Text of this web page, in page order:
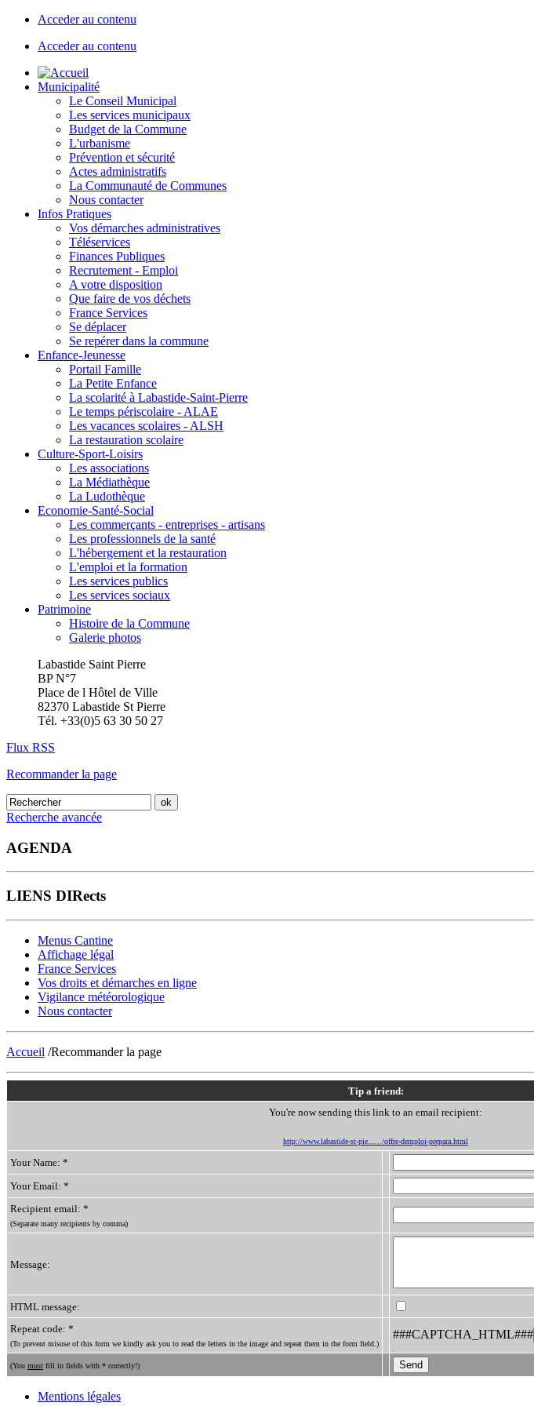
Acceder au contenu
Acceder au contenu
Municipalité
Le Conseil Municipal
Les services municipaux
Budget de la Commune
L'urbanisme
Prévention et sécurité
Actes administratifs
La Communauté de Communes
Nous contacter
Infos Pratiques
Vos démarches administratives
Téléservices
Finances Publiques
Recrutement - Emploi
A votre disposition
Que faire de vos déchets
France Services
Se déplacer
Se repérer dans la commune
Enfance-Jeunesse
Portail Famille
La Petite Enfance
La scolarité à Labastide-Saint-Pierre
Le temps périscolaire - ALAE
Les vacances scolaires - ALSH
La restauration scolaire
Culture-Sport-Loisirs
Les associations
La Médiathèque
La Ludothèque
Economie-Santé-Social
Les commerçants - entreprises - artisans
Les professionnels de la santé
L'hébergement et la restauration
L'emploi et la formation
Les services publics
Les services sociaux
Patrimoine
Histoire de la Commune
Galerie photos
Labastide Saint Pierre
BP N°7
Place de l Hôtel de Ville
82370 Labastide St Pierre
Tél. +33(0)5 63 30 50 27
Flux RSS
Recommander la page
Recherche avancée
AGENDA
LIENS DIRects
Menus Cantine
Affichage légal
France Services
Vos droits et démarches en ligne
Vigilance météorologique
Nous contacter
Accueil /Recommander la page
Tip a friend:
You're now sending this link to an email recipient:
http://www.labastide-st-pie....../offre-demploi-prepara.html
Your Name: *
Your Email: *
Recipient email: *
(Separate many recipients by comma)
Message:
HTML message:
Repeat code: *
(To prevent misuse of this form we kindly ask you to read the letters in the image and repeat them in the form field.)
###CAPTCHA_HTML###
(You must fill in fields with * correctly!)
Mentions légales